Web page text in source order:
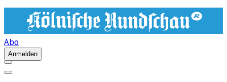
Abo
Anmelden